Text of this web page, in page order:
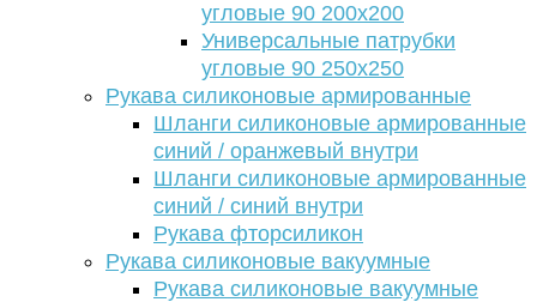
угловые 90 200х200
Универсальные патрубки
угловые 90 250х250
Рукава силиконовые армированные
Шланги силиконовые армированные
синий / оранжевый внутри
Шланги силиконовые армированные
синий / синий внутри
Рукава фторсиликон
Рукава силиконовые вакуумные
Рукава силиконовые вакуумные